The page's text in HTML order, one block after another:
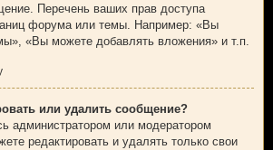
Перечень ваших прав доступа
форума или темы. Например: «Вы
«Вы можете добавлять вложения» и т.п.
или удалить сообщение?
администратором или модератором
редактировать и удалять только свои